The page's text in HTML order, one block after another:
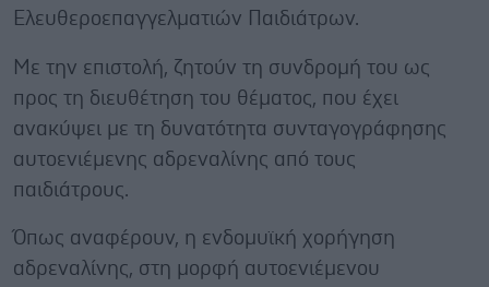
Ελευθεροεπαγγελματιών Παιδιάτρων.
Με την επιστολή, ζητούν τη συνδρομή του ως
προς τη διευθέτηση του θέματος, που έχει
ανακύψει με τη δυνατότητα συνταγογράφησης
αυτοενιέμενης αδρεναλίνης από τους
παιδιάτρους.
Όπως αναφέρουν, η ενδομυϊκή χορήγηση
αδρεναλίνης, στη μορφή αυτοενιέμενου